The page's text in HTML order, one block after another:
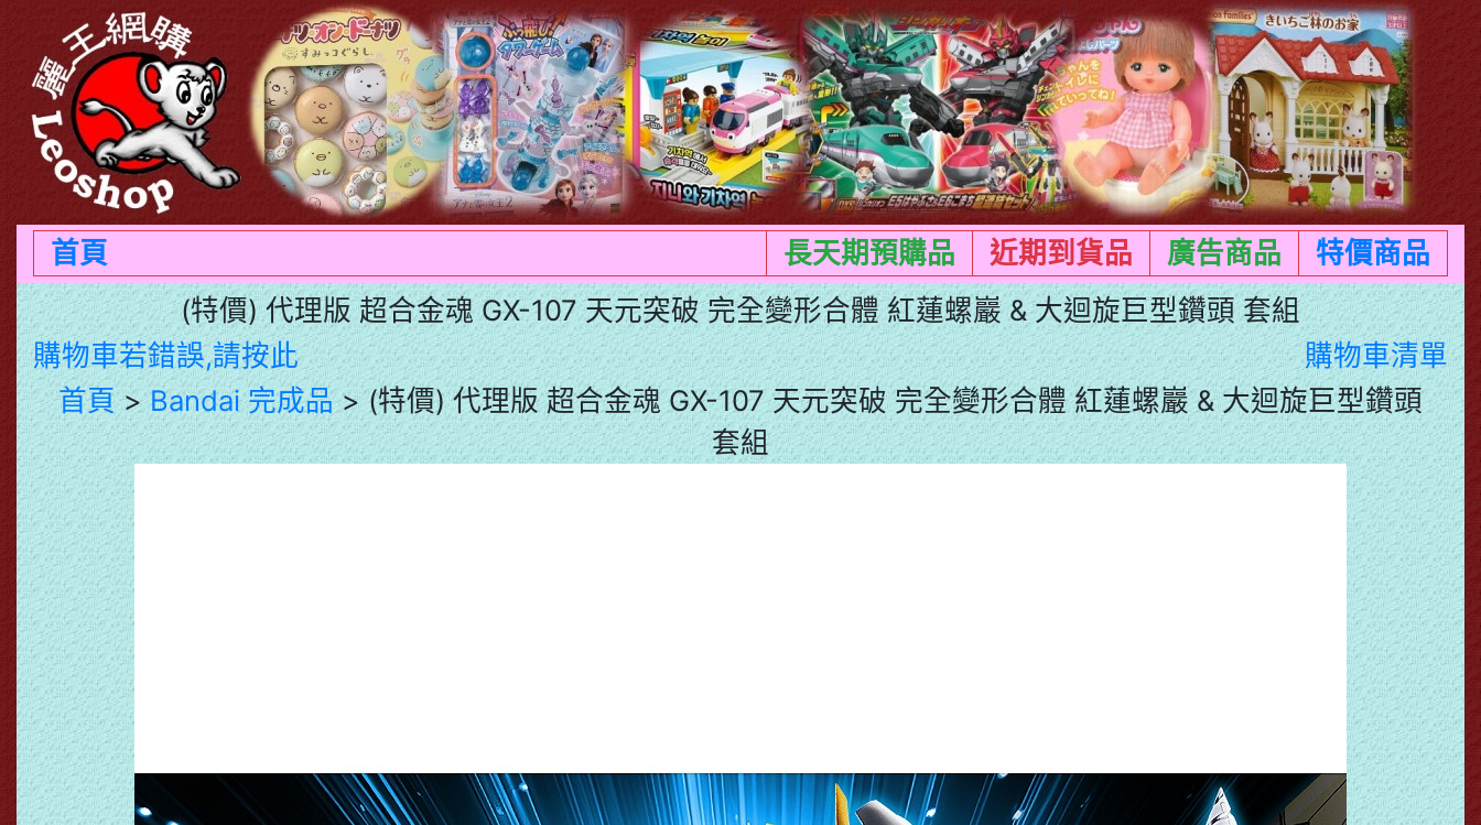
首頁 長天期預購品 近期到貨品 廣告商品
特價商品
(特價) 代理版 超合金魂 GX-107 天元突破 完全變形合體 紅蓮螺巖 & 大迴旋巨型鑽頭 套組
購物車若錯誤,請按此
購物車清單
首頁>Bandai 完成品> (特價) 代理版 超合金魂 GX-107 天元突破 完全變形合體 紅蓮螺巖 & 大迴旋巨型鑽頭
套組